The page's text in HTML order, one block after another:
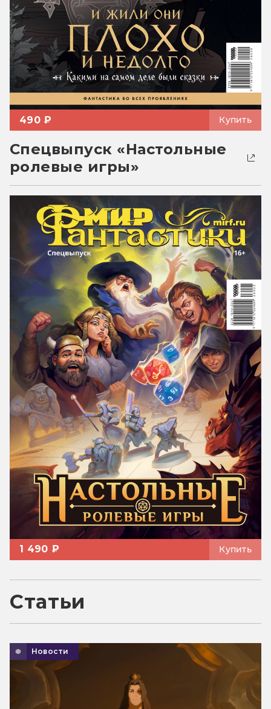
490 ₽ Купить
Спецвыпуск «Настольные
ролевые игры»
1 490 ₽ Купить
Статьи
Новости